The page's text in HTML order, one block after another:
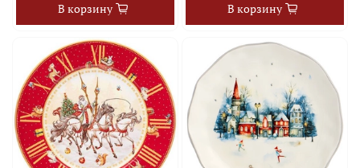
В корзину В корзину